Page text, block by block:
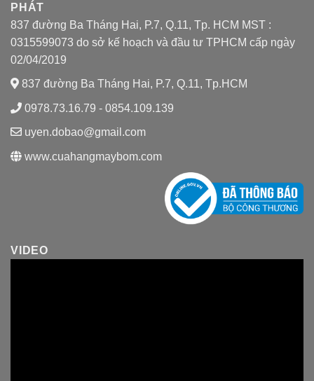
PHÁT
837 đường Ba Tháng Hai, P.7, Q.11, Tp. HCM MST :
0315599073 do sở kế hoạch và đầu tư TPHCM cấp ngày
02/04/2019
837 đường Ba Tháng Hai, P.7, Q.11, Tp.HCM
0978.73.16.79 - 0854.109.139
uyen.dobao@gmail.com
www.cuahangmaybom.com
VIDEO